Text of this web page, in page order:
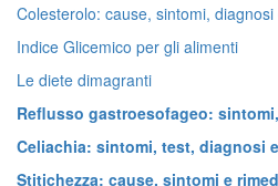
Colesterolo: cause, sintomi, diagnosi
Indice Glicemico per gli alimenti
Le diete dimagranti
Reflusso gastroesofageo:
Celiachia: sintomi, test, diagnosi
Stitichezza: cause, sintomi e